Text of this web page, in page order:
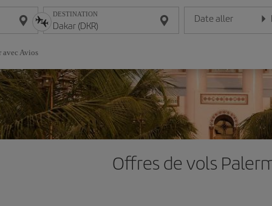
DESTINATION Date aller
Entrez la date au format
avec Avios
Offres de vols